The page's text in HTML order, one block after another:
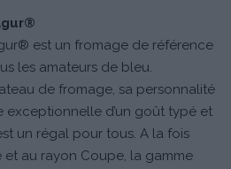
est un fromage de référence
les amateurs de bleu.
de fromage, sa personnalité
exceptionnelle d’un goût typé et
un régal pour tous. A la fois
et au rayon Coupe, la gamme